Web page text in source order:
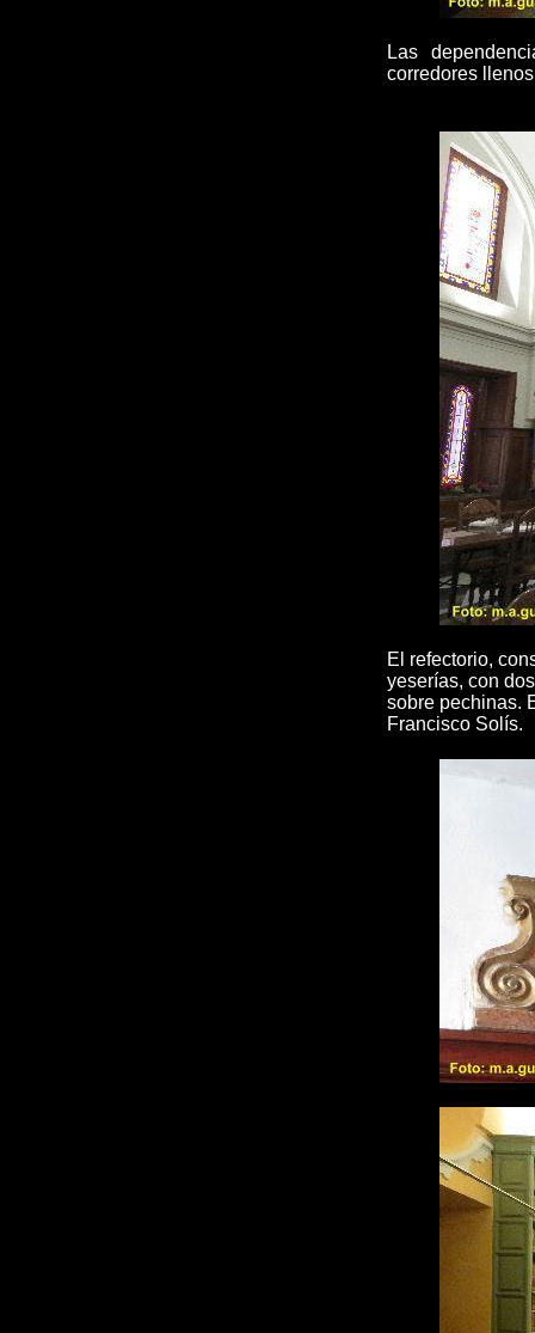
Las
corredores
El refectorio,
yeserías, con
sobre pechinas.
Francisco Solís.